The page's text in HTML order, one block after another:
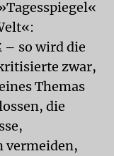
– so wird die
zwar,
Themas
die
vermeiden,